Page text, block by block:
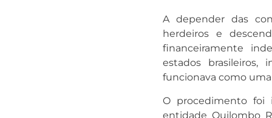
A depender das
herdeiros e
financeiramente
estados
funcionava como
O procedimento foi
entidade Quilombo